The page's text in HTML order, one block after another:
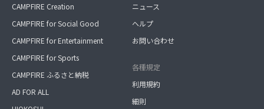
CAMPFIRE Creation
CAMPFIRE for Social Good
CAMPFIRE for Entertainment
CAMPFIRE for Sports
CAMPFIRE ふるさと納税
AD FOR ALL
ニュース
ヘルプ
お問い合わせ
各種規定
利用規約
細則